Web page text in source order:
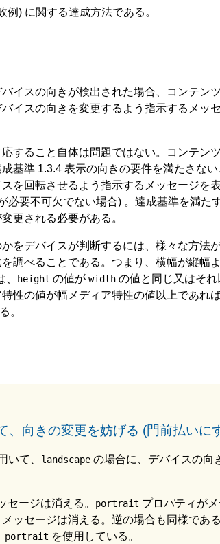
例) に関する達成方法である。
イスの向きが検出された場合、コンテン
イスの向きを変更するよう指示するメッ
すること自体は問題ではない。コンテン
基準 1.3.4 表示の向きの要件を満たさな
を回転させるよう指示するメッセージを
必要不可欠でない場合) 。達成基準を満た
更される必要がある。
をデバイスが判断するには、様々な方法
調べることである。つまり、横幅が縦幅
、 height の値が width の値と同じ又はそれ
性の値が幅メディア特性の値以上であれ
。
、向きの変更を妨げる (門前払いに
いて、 landscape の場合に、デバイスの向
セージは消える。 portrait プロパティが
ッセージは消える。逆の場合も同様であ
portrait を使用している。